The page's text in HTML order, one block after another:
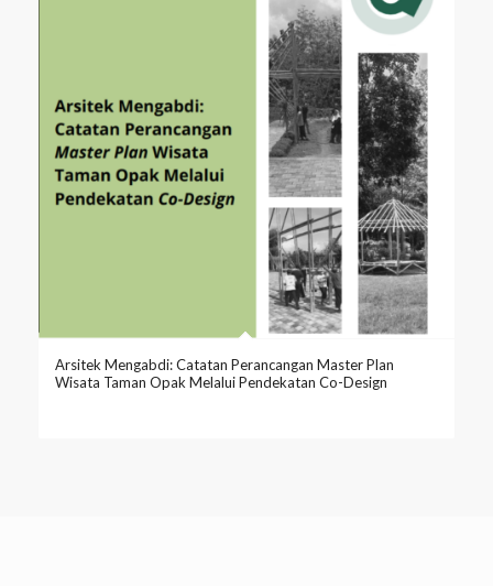
Arsitek Mengabdi: Catatan Perancangan Master Plan
Wisata Taman Opak Melalui Pendekatan Co-Design